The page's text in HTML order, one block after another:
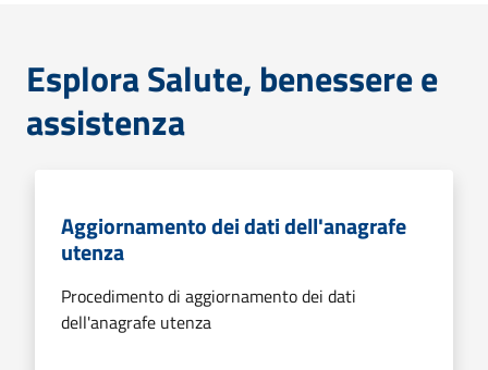
Esplora Salute, benessere e
assistenza
Aggiornamento dei dati dell'anagrafe
utenza
Procedimento di aggiornamento dei dati
dell'anagrafe utenza